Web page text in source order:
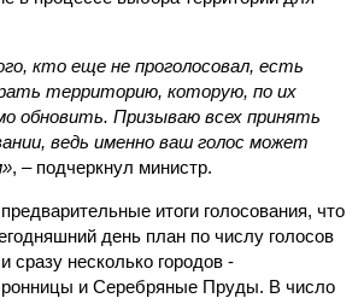
кто еще не проголосовал, есть
территорию, которую, по их
обновить. Призываю всех принять
ведь именно ваш голос может
, – подчеркнул министр.
итоги голосования, что
день план по числу голосов
сразу несколько городов -
и Серебряные Пруды. В число